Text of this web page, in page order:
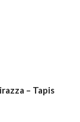
– Tapis